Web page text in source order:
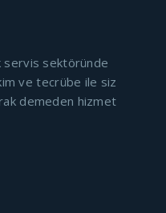
servis sektöründe
ve tecrübe ile siz
demeden hizmet